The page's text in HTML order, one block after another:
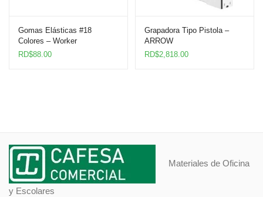
Gomas Elásticas #18
Colores – Worker
RD$88.00
Grapadora Tipo Pistola –
ARROW
RD$2,818.00
Materiales de Oficina
y Escolares